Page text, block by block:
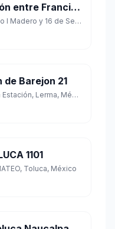
ATM en Calle Rolín Barejón entre Francisco I Madero y 16 de Septiembre 36
Calle Rolín Barejón entre Francisco I Madero y 16 de Septiembre 36, Lerma De Villada Centro, Lerma, México
de Barejon 21
Av. Martín Reolin de Barejon 21, La Estación, Lerma, México
1101
Toluca, México